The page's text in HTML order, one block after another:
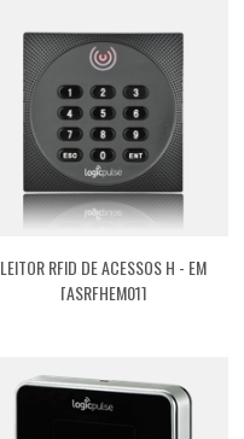
LEITOR RFID DE ACESSOS H - EM
[ASRFHEM01]